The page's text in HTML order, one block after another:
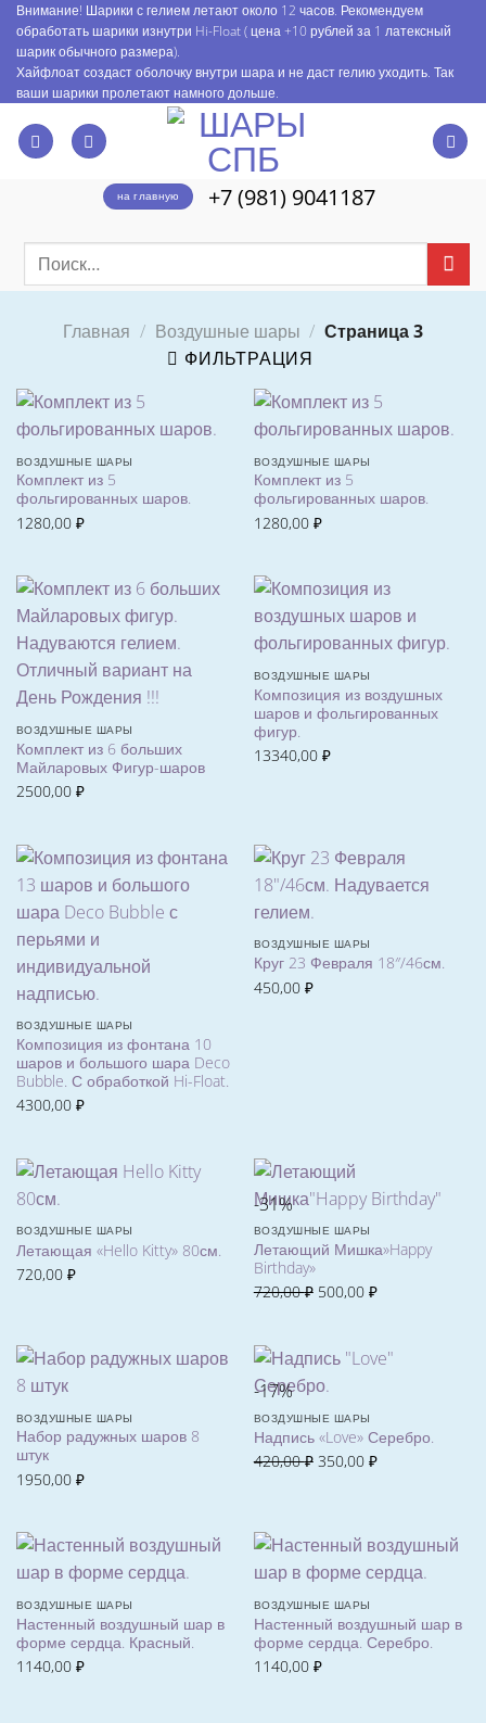
Skip
content
Внимание! Шарики с гелием летают около 12 часов. Рекомендуем
обработать шарики изнутри Hi-Float ( цена +10 рублей за 1 латексный
шарик обычного размера).
Хайфлоат создаст оболочку внутри шара и не даст гелию уходить. Так
ваши шарики пролетают намного дольше.
на главную +7 (981) 9041187
Искать:
Главная / Воздушные шары / Страница 3
ФИЛЬТРАЦИЯ
ВОЗДУШНЫЕ ШАРЫ
Комплект из 5
фольгированных шаров.
1280,00 ₽
ВОЗДУШНЫЕ ШАРЫ
Комплект из 5
фольгированных шаров.
1280,00 ₽
ВОЗДУШНЫЕ ШАРЫ
Комплект из 6 больших
Майларовых Фигур-шаров
2500,00 ₽
ВОЗДУШНЫЕ ШАРЫ
Композиция из воздушных
шаров и фольгированных
фигур.
13340,00 ₽
ВОЗДУШНЫЕ ШАРЫ
Композиция из фонтана 10
шаров и большого шара Deco
Bubble. С обработкой Hi-Float.
4300,00 ₽
ВОЗДУШНЫЕ ШАРЫ
Круг 23 Февраля 18″/46см.
450,00 ₽
ВОЗДУШНЫЕ ШАРЫ
Летающая «Hello Kitty» 80см.
720,00 ₽
-31%
ВОЗДУШНЫЕ ШАРЫ
Летающий Мишка»Happy
Birthday»
720,00₽ Первоначальная
720,00 ₽.
500,00 ₽Текущая
ВОЗДУШНЫЕ ШАРЫ
Набор радужных шаров 8
штук
1950,00 ₽
-17%
ВОЗДУШНЫЕ ШАРЫ
Надпись «Love» Серебро.
420,00₽ Первоначальная
350,00 ₽Текущая
ВОЗДУШНЫЕ ШАРЫ
Настенный воздушный шар в
форме сердца. Красный.
1140,00 ₽
ВОЗДУШНЫЕ ШАРЫ
Настенный воздушный шар в
форме сердца. Серебро.
1140,00 ₽